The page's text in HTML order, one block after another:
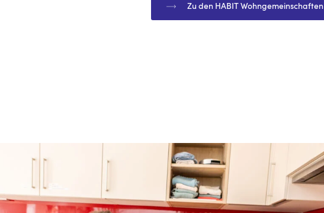
Zu den HABIT Wohngemeinschaften